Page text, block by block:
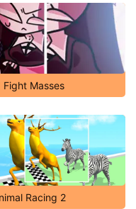
Masses
Racing 2